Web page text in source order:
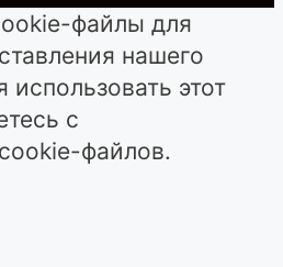
файлы для
нашего
этот
с
файлов.